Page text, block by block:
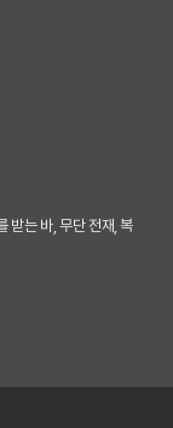
받는 바, 무단 전재, 복